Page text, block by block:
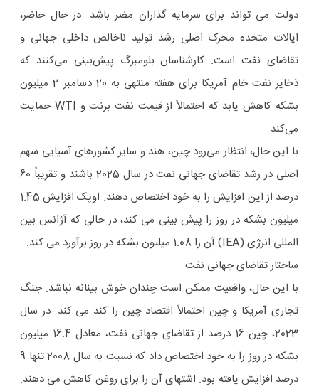
دولت می تواند برای سرمایه گذاران مضر باشد. در حال حاضر،
ایالات متحده محرک اصلی رشد تولید ناخالص داخلی جهانی و
تقاضای نفت است. کارشناسان بلومبرگ پیش‌بینی می‌کنند که
ذخایر نفت خام آمریکا برای هفته منتهی به 20 دسامبر 2 میلیون
بشکه کاهش یابد که احتمالاً از قیمت نفت برنت و WTI حمایت
می‌کند.
با این حال، انتظار می‌رود چین، هند و سایر کشورهای آسیایی سهم
اصلی در رشد تقاضای جهانی نفت در سال 2025 باشند و تقریباً 60
درصد از این افزایش را به خود اختصاص دهند. اوپک افزایش 1.45
میلیون بشکه در روز را پیش بینی می کند، در حالی که آژانس بین
المللی انرژی (IEA) آن را 1.08 میلیون بشکه در روز برآورد می کند.
ساختار تقاضای جهانی نفت
با این حال، واقعیت ممکن است چندان خوش بینانه نباشد. جنگ
تجاری آمریکا و چین احتمالاً اقتصاد چین را کند می کند. در سال
2023، چین 16 درصد از تقاضای جهانی نفت، معادل 16.4 میلیون
بشکه در روز را به خود اختصاص داد که نسبت به سال 2008 تنها 9
درصد افزایش یافته بود. اشتهای آن را برای روغن کاهش می دهند.